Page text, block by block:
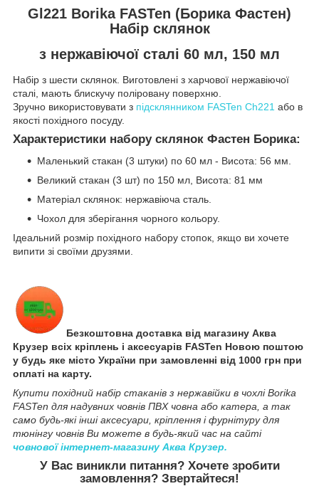
Gl221 Borika FASTen (Борика Фастен)
Набір склянок
з нержавіючої сталі 60 мл, 150 мл
Набір з шести склянок. Виготовлені з харчової нержавіючої
сталі, мають блискучу поліровану поверхню.
Зручно використовувати з підсклянником FASTen Ch221 або в
якості похідного посуду.
Характеристики набору склянок Фастен Борика:
Маленький стакан (3 штуки) по 60 мл - Висота: 56 мм
Великий стакан (3 шт) по 150 мл, Висота: 81 мм
Матеріал склянок: нержавіюча сталь.
Чохол для зберігання чорного кольору.
Ідеальний розмір похідного набору стопок, якщо ви хочете
випити зі своїми друзями.
Безкоштовна доставка від магазину Аква
Крузер всіх кріплень і аксесуарів FASTen Новою поштою
у будь яке місто України при замовленні від 1000 грн при
оплаті на карту.
Купити похідний набір стаканів з нержавійки в чохлі Borika
FASTen для надувних човнів ПВХ човна або катера, а так
само будь-які інші аксесуари, кріплення і фурнітуру для
тюнінгу човнів Ви можете в будь-який час на сайті
човнової інтернет-магазину Аква Крузер.
У Вас виникли питання? Хочете зробити
замовлення? Звертайтеся!